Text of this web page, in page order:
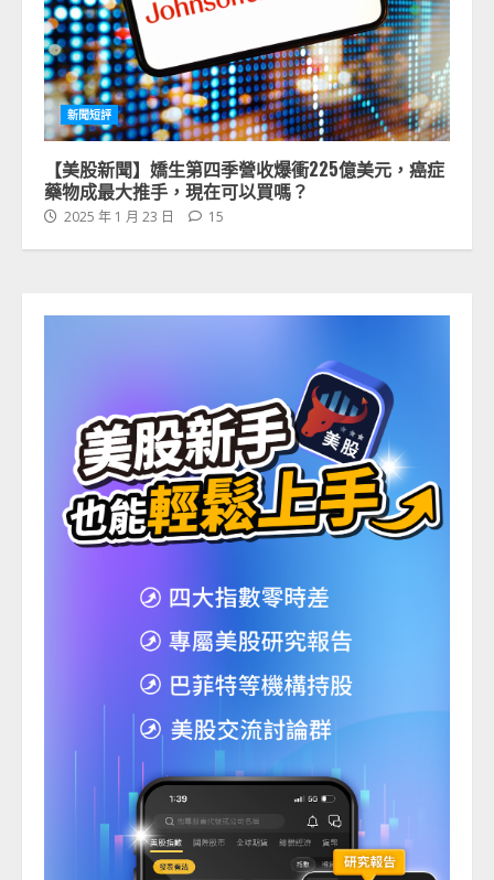
新聞短評
【美股新聞】嬌生第四季營收爆衝225億美元，癌症
藥物成最大推手，現在可以買嗎？
2025 年 1 月 23 日 15